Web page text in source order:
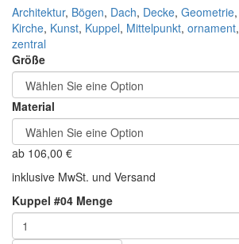
Architektur, Bögen, Dach, Decke, Geometrie,
Kirche, Kunst, Kuppel, Mittelpunkt, ornament,
zentral
Größe
Material
ab 106,00 €
inklusive MwSt. und Versand
Kuppel #04 Menge